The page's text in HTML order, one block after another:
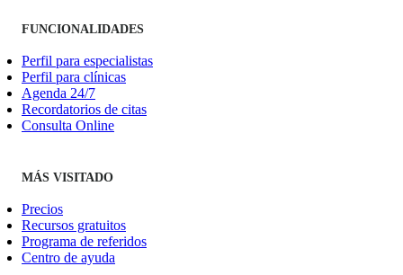
FUNCIONALIDADES
Perfil para especialistas
Perfil para clínicas
Agenda 24/7
Recordatorios de citas
Consulta Online
MÁS VISITADO
Precios
Recursos gratuitos
Programa de referidos
Centro de ayuda